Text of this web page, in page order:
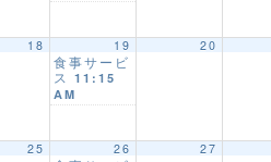
18 19
食事サービ
ス 11:15
AM
20
25 26 27